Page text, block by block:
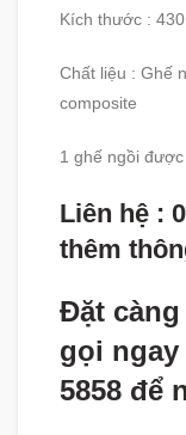
Kích thước :
Chất liệu : Ghế
composite
1 ghế ngồi
Liên hệ :
thêm
Đặt
gọi ngay
5858 để